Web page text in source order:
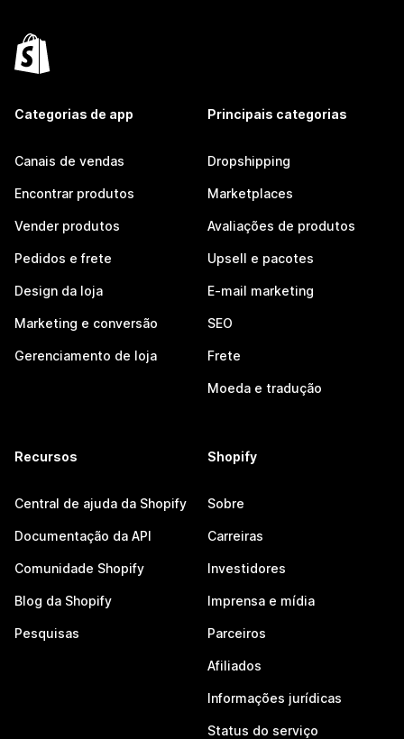
Categorias de app
Canais de vendas
Encontrar produtos
Vender produtos
Pedidos e frete
Design da loja
Marketing e conversão
Gerenciamento de loja
Principais categorias
Dropshipping
Marketplaces
Avaliações de produtos
Upsell e pacotes
E-mail marketing
SEO
Frete
Moeda e tradução
Recursos
Central de ajuda da Shopify
Documentação da API
Comunidade Shopify
Blog da Shopify
Pesquisas
Shopify
Sobre
Carreiras
Investidores
Imprensa e mídia
Parceiros
Afiliados
Informações jurídicas
Status do serviço